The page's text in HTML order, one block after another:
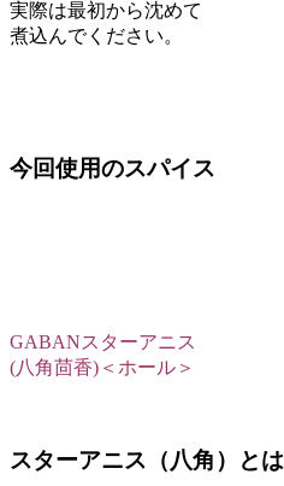
実際は最初から沈めて
煮込んでください。
今回使用のスパイス
GABANスターアニス
(八角茴香)＜ホール＞
スターアニス（八角）とは